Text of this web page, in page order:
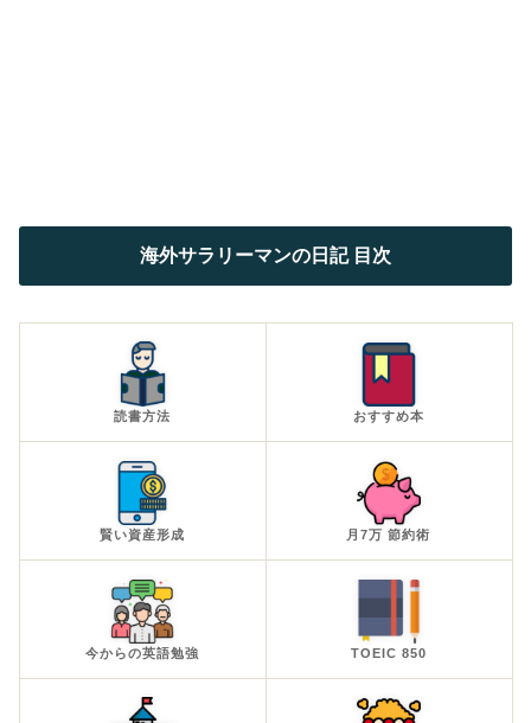
海外サラリーマンの日記 目次
読書方法 おすすめ本
賢い資産形成 月7万 節約術
今からの英語勉強 TOEIC 850